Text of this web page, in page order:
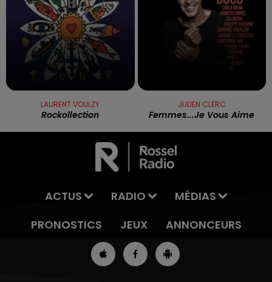
LAURENT VOULZY
Rockollection
JULIEN CLERC
Femmes...je Vous Aime
ACTUS RADIO
MÉDIAS
PRONOSTICS
JEUX ANNONCEURS